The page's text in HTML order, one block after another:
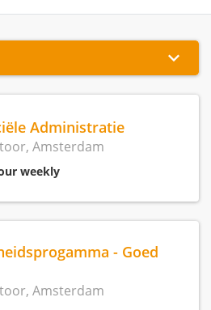
Administratie
Amsterdam
weekly
- Goed
Amsterdam